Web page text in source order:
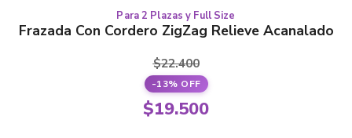
the
product
page
Para 2 Plazas y Full Size
Frazada Con Cordero ZigZag Relieve Acanalado
$22.400
-13% OFF
Original
$19.500
This
product
has
multiple
variants.
The